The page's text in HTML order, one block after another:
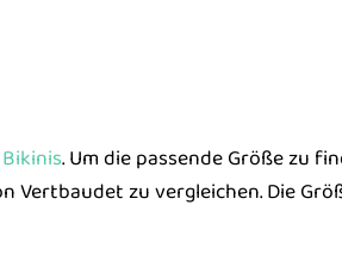
Bikinis. Um die passende Größe zu
Vertbaudet zu vergleichen. Die